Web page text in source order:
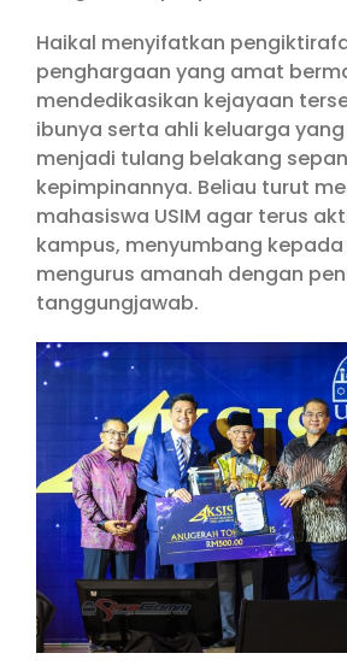
Haikal menyifatkan
penghargaan yang amat
mendedikasikan kejayaan
ibunya serta ahli keluarga
menjadi tulang belakang
kepimpinannya. Beliau turut
mahasiswa USIM agar terus
kampus, menyumbang
mengurus amanah dengan
tanggungjawab.